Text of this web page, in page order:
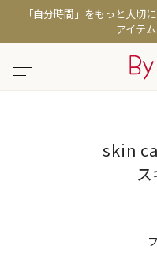
「自分時間」をもっと大切
アイテ
skin